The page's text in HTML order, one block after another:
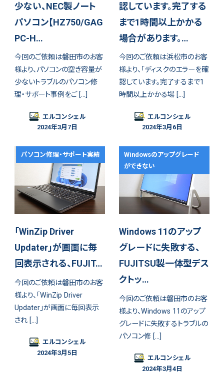
少ない、NEC製ノート
パソコン【HZ750/GAG
PC-H…
今回のご依頼は磐田市のお客
様より、パソコンの空き容量が
少ないトラブルのパソコン修
理・サポート事例をご […]
エルコンシェル
2024年3月7日
認しています。完了する
まで1時間以上かかる
場合があります。…
今回のご依頼は浜松市のお客
様より、「ディスクのエラーを確
認しています。完了するまで1
時間以上かかる場 […]
エルコンシェル
2024年3月6日
パソコン修理・サポート実績
「WinZip Driver
Updater」が画面に毎
回表示される、FUJIT…
今回のご依頼は磐田市のお客
様より、「WinZip Driver
Updater」が画面に毎回表示
され […]
エルコンシェル
2024年3月5日
Windowsのアップグレード
ができない
Windows 11のアップ
グレードに失敗する、
FUJITSU製一体型デス
クトッ…
今回のご依頼は磐田市のお客
様より、Windows 11のアップ
グレードに失敗するトラブルの
パソコン修 […]
エルコンシェル
2024年3月4日